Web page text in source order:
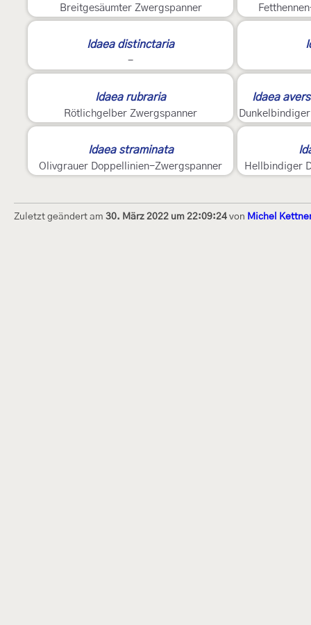
Breitgesäumter Zwergspanner
Idaea distinctaria
-
Idaea rubraria
Rötlichgelber Zwergspanner
Idaea
Idaea straminata
Olivgrauer Doppellinien-Zwergspanner Hellbindiger
Zuletzt geändert am 30. März 2022 um 22:09:24 von Michel